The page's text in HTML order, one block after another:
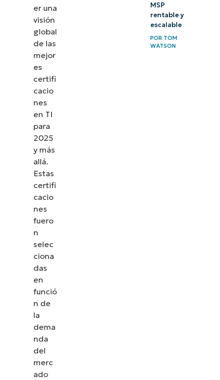
er una
visión
global
de las
mejor
es
certifi
cacio
nes
en TI
para
2025
y más
allá.
Estas
certifi
cacio
nes
fuero
n
selec
ciona
das
en
funció
n de
la
dema
nda
del
merc
ado
MSP
rentable y
escalable
POR TOM
WATSON